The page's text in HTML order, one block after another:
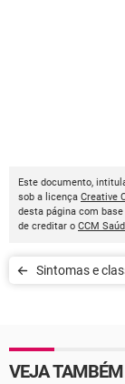
Este documento,
sob a licença Creative
desta página com
de creditar o CCM
Sintomas e
VEJA TAMBÉM